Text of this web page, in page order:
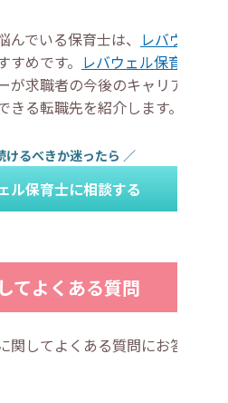
でいる保育士は、 レバウェル
めです。 レバウェル保育士
求職者の今後のキャリアを一
る転職先を紹介します。
けるべきか迷ったら ／
ル保育士に相談する
てよくある質問
してよくある質問にお答えし